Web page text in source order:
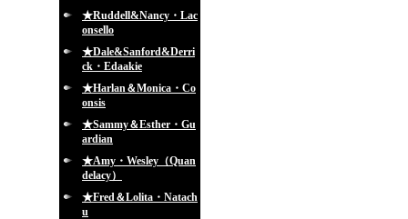
★Ruddell&Nancy・Lac
onsello
★Dale&Sanford&Derri
ck・Edaakie
★Harlan＆Monica・Co
onsis
★Sammy＆Esther・Gu
ardian
★Amy・Wesley（Quan
delacy）
★Fred＆Lolita・Natach
u